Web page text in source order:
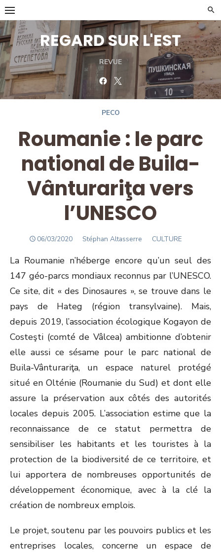
Skip
to
content
REGARD SUR L'EST
REVUE
FacebookTwitter
PECO
Roumanie : le parc
national de Buila-
Vânturariţa vers
l’UNESCO
POSTED
06/03/2020 Author
Stéphan Altasserre CULTURE
La Roumanie n’héberge encore qu’un seul des
147 géo-parcs mondiaux reconnus par l’UNESCO.
Ce site, dit « des Dinosaures », se trouve dans le
pays de Hateg (région transylvaine). Mais,
depuis 2019, l’association écologique Kogayon de
Costeşti (comté de Vâlcea) ambitionne d’obtenir
elle aussi ce sésame pour le parc national de
Buila-Vânturariţa, un espace naturel protégé
situé en Olténie (Roumanie du Sud) et dont elle
assure la préservation aux côtés des autorités
locales depuis 2005. L’association estime que la
reconnaissance de ce statut permettra de
sensibiliser les habitants et les touristes à la
protection de la biodiversité de ce territoire, et
lui apportera de nombreuses opportunités de
développement économique, avec à la clé la
création de nombreux emplois.
Le projet, soutenu par les pouvoirs publics et les
entreprises locales, concerne un espace de